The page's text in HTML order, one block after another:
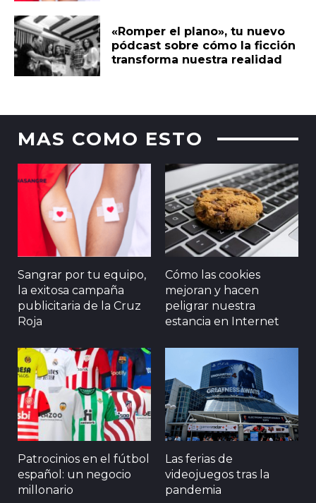
«Romper el plano», tu nuevo
pódcast sobre cómo la ficción
transforma nuestra realidad
MAS COMO ESTO
Sangrar por tu equipo,
la exitosa campaña
publicitaria de la Cruz
Roja
Cómo las cookies
mejoran y hacen
peligrar nuestra
estancia en Internet
Patrocinios en el fútbol
español: un negocio
millonario
Las ferias de
videojuegos tras la
pandemia